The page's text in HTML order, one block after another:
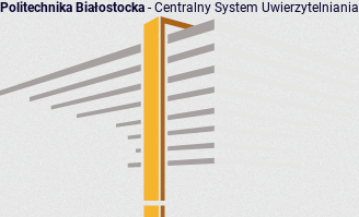
Politechnika Białostocka - Centralny System Uwierzytelniania